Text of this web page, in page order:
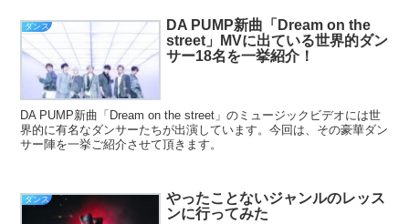
ダンス
DA PUMP新曲「Dream on the
street」MVに出ている世界的ダン
サー18名を一挙紹介！
DA PUMP新曲「Dream on the street」のミュージックビデオには世
界的に有名なダンサーたちが出演しています。今回は、その豪華ダン
サー陣を一挙ご紹介させて頂きます。
ダンス
やったことないジャンルのレッス
ンに行ってみた